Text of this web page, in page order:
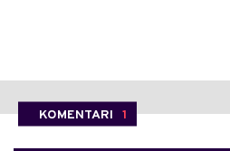
KOMENTARI 1